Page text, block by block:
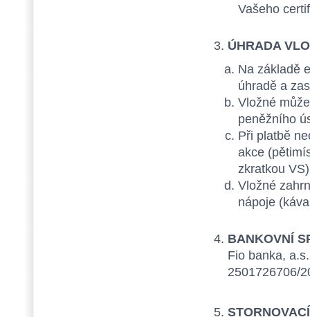
Vašeho
ÚHRADA
Na základě
úhradě a
Vložné
peněžního
Při platbě
akce
zkratkou
Vložné
nápoje
BANKOVNÍ
Fio banka,